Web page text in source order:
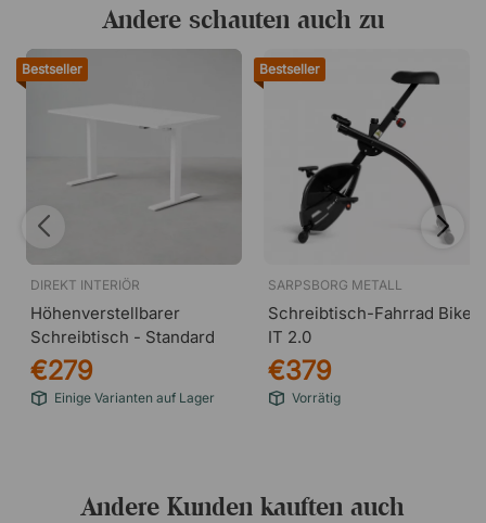
Produktgröße zusammengeklappt: Länge 85,5 x
Breite 60 x Höhe 16 cm
Rahmenmaterial: Stahl und Aluminium
Sonstiges: Superschlankes Design, Transportrollen,
Andere schauten auch zu
Bestseller
DIREKT INTERIÖR
Höhenverstellbarer
Schreibtisch - Standard
€279
Einige Varianten auf Lager
Bestseller
SARPSBORG METALL
Schreibtisch-Fahrrad Bike
IT 2.0
€379
Vorrätig
Andere Kunden kauften auch